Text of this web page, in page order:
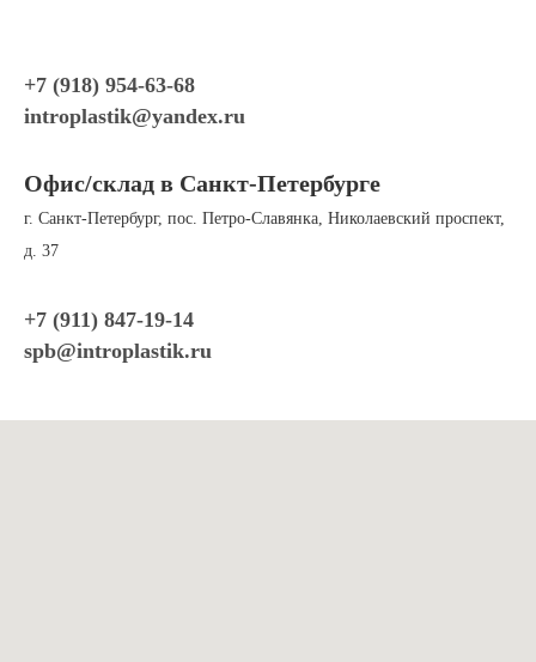
+7 (918) 954-63-68
introplastik@yandex.ru
Офис/склад в Санкт-Петербурге
г. Санкт-Петербург, пос. Петро-Славянка, Николаевский проспект,
д. 37
+7 (911) 847-19-14
spb@introplastik.ru